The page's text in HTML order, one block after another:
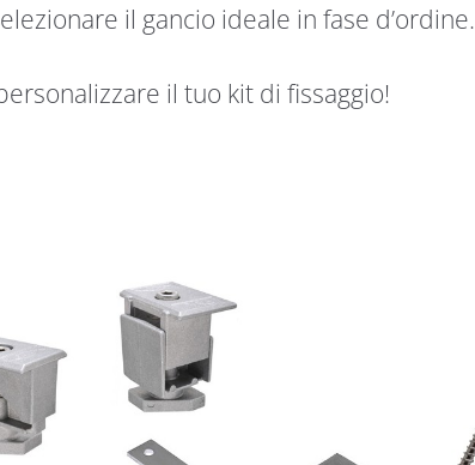
il gancio ideale in fase d’ordine.
il tuo kit di fissaggio!